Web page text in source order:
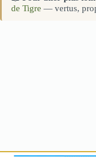
de Tigre — vertus,